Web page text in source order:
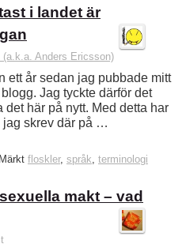
i landet är
(a.k.a. Anders Ericsson)
ett år sedan jag pubbade mitt
Jag tyckte därför det
här på nytt. Med detta har
jag skrev där på …
Märkt floskler, språk terminologi
makt – vad